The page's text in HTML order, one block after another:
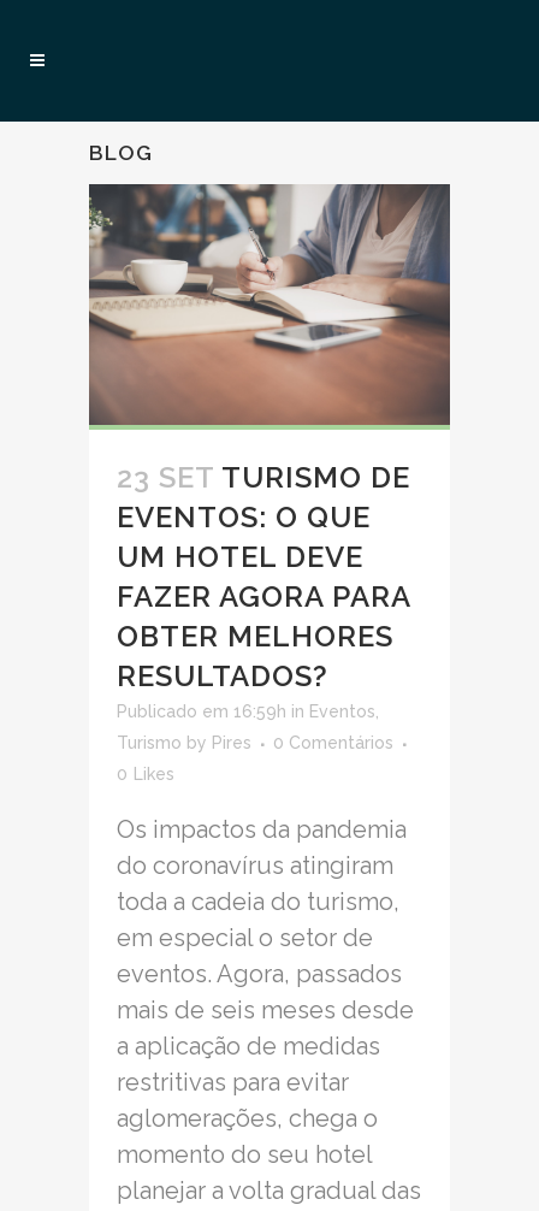
BLOG
23 SET TURISMO DE
EVENTOS: O QUE
UM HOTEL DEVE
FAZER AGORA PARA
OBTER MELHORES
RESULTADOS?
Publicado em 16:59h in Eventos
Turismo by Pires
0 Comentários
0
Likes
Os impactos da pandemia
do coronavírus atingiram
toda a cadeia do turismo,
em especial o setor de
eventos. Agora, passados
mais de seis meses desde
a aplicação de medidas
restritivas para evitar
aglomerações, chega o
momento do seu hotel
planejar a volta gradual das